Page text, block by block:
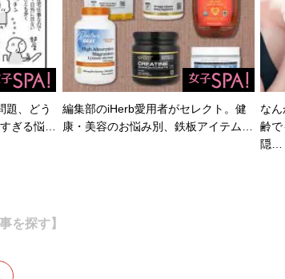
題、どう
ぎる悩…
編集部のiHerb愛用者がセレクト。健
康・美容のお悩み別、鉄板アイテム…
な
齢で
隠…
を探す】